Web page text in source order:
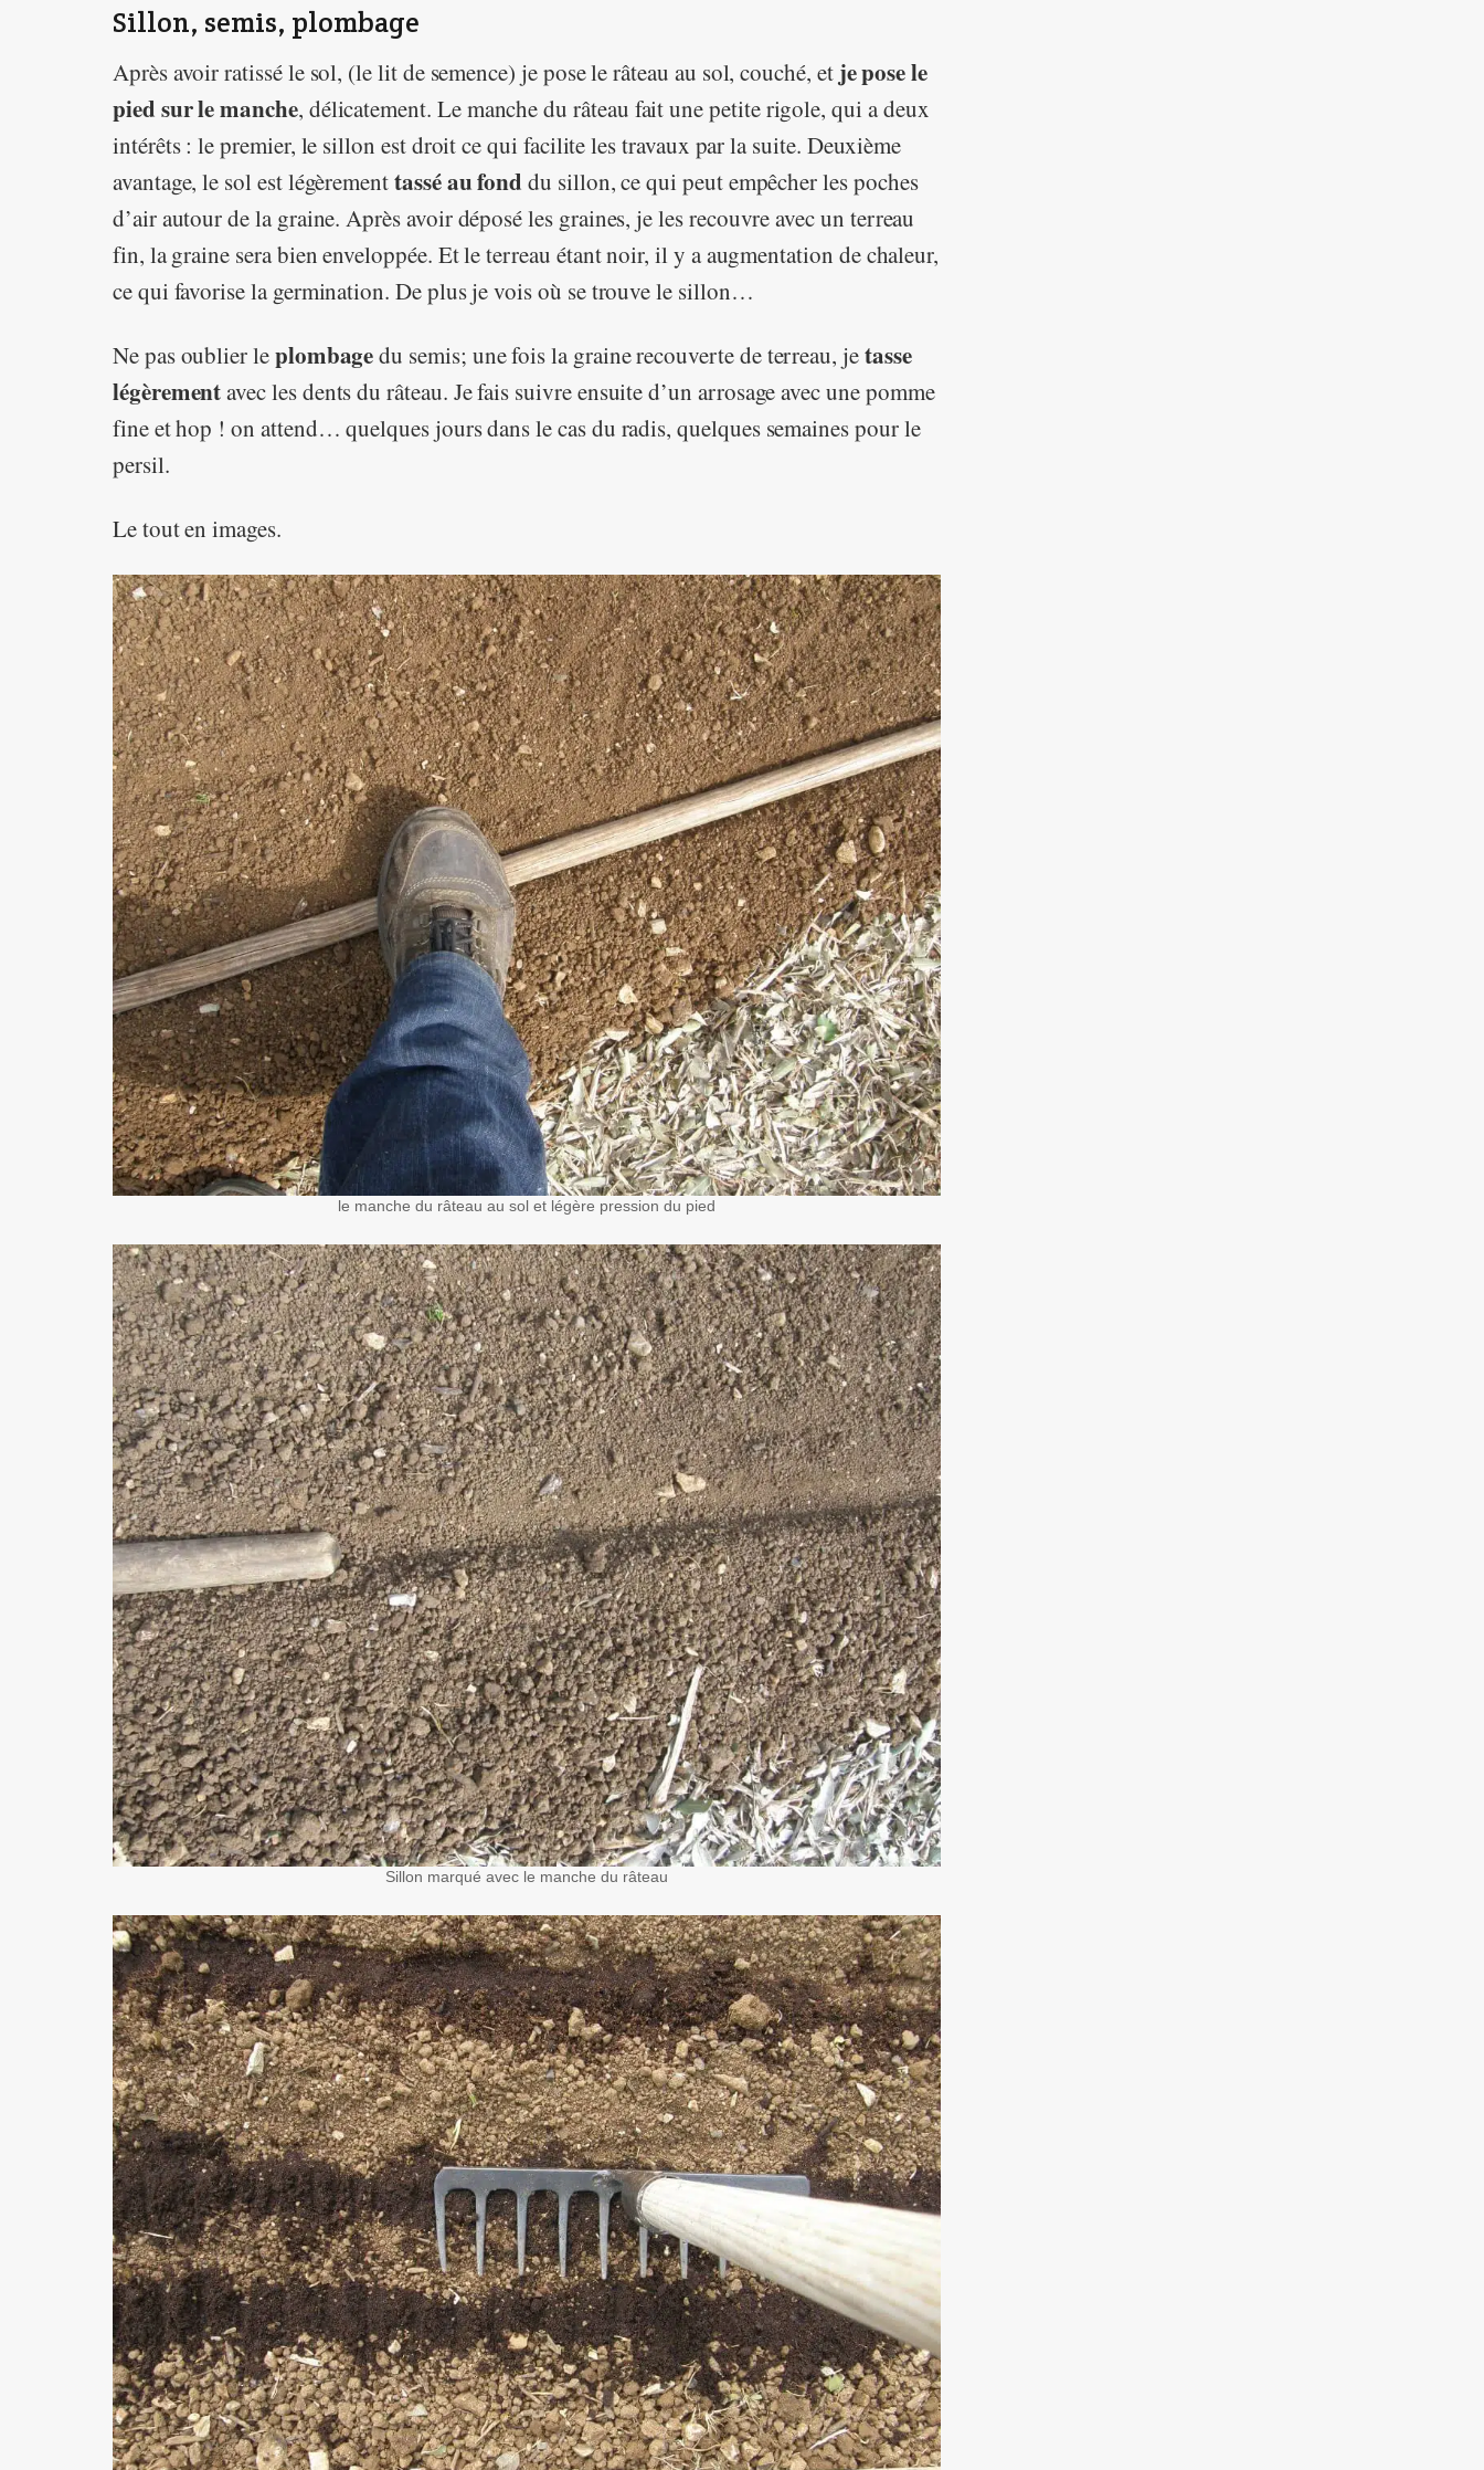
Sillon, semis, plombage
Après avoir ratissé le sol, (le lit de semence) je pose le râteau au sol, couché, et je pose le
pied sur le manche, délicatement. Le manche du râteau fait une petite rigole, qui a deux
intérêts : le premier, le sillon est droit ce qui facilite les travaux par la suite. Deuxième
avantage, le sol est légèrementtassé au fond du sillon, ce qui peut empêcher les poches
d’air autour de la graine. Après avoir déposé les graines, je les recouvre avec un terreau
fin, la graine sera bien enveloppée. Et le terreau étant noir, il y a augmentation de chaleur,
ce qui favorise la germination. De plus je vois où se trouve le sillon…
Ne pas oublier leplombagedu semis; une fois la graine recouverte de terreau, jetasse
légèrementavec les dents du râteau. Je fais suivre ensuite d’un arrosage avec une pomme
fine et hop ! on attend… quelques jours dans le cas du radis, quelques semaines pour le
persil.
Le tout en images.
le manche du râteau au sol et légère pression du pied
Sillon marqué avec le manche du râteau